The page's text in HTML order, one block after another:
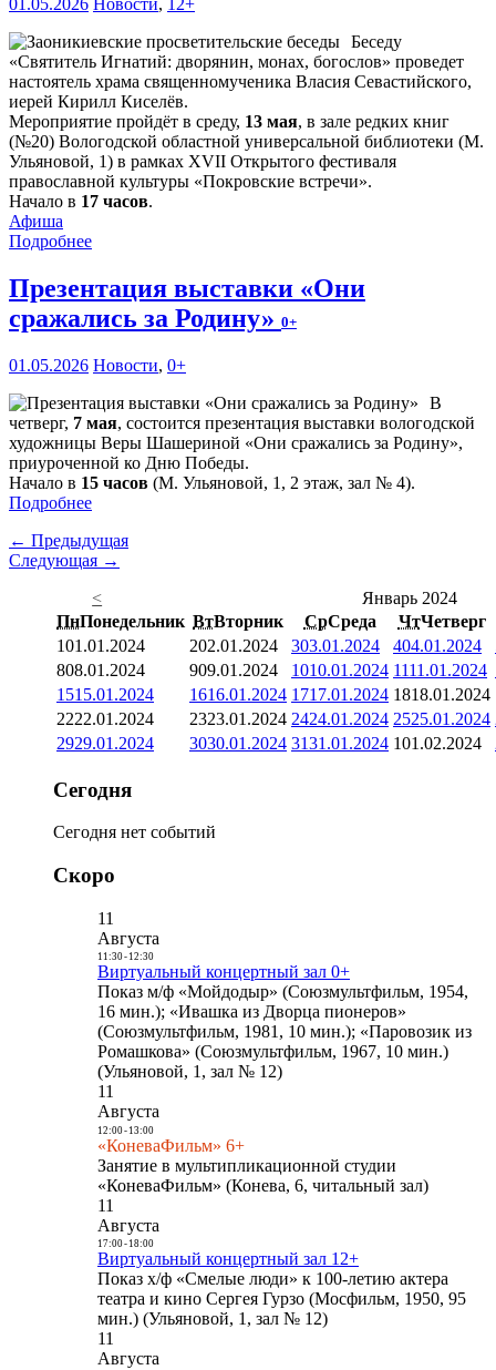
01.05.2026 Новости,
12+
Беседу
«Святитель Игнатий: дворянин, монах, богослов» проведет
настоятель храма священномученика Власия Севастийского,
иерей Кирилл Киселёв.
Мероприятие пройдёт в среду, 13 мая, в зале редких книг
(№20) Вологодской областной универсальной библиотеки (М.
Ульяновой, 1) в рамках XVII Открытого фестиваля
православной культуры «Покровские встречи».
Начало в 17 часов.
Афиша
Подробнее
Презентация выставки «Они
сражались за Родину» 0+
01.05.2026 Новости, 0+
В
четверг, 7 мая, состоится презентация выставки вологодской
художницы Веры Шашериной «Они сражались за Родину»,
приуроченной ко Дню Победы.
Начало в 15 часов (М. Ульяновой, 1, 2 этаж, зал № 4).
Подробнее
← Предыдущая
Следующая →
<
Январь 2024
ПнПонедельник ВтВторник СрСреда ЧтЧетверг
101.01.2024 202.01.2024 303.01.2024 404.01.2024
808.01.2024 909.01.2024 1010.01.2024 1111.01.2024
1515.01.2024 1616.01.2024 1717.01.2024 1818.01.2024
2222.01.2024 2323.01.2024 2424.01.2024 2525.01.2024
2929.01.2024 3030.01.2024 3131.01.2024 101.02.2024
Сегодня
Сегодня нет событий
Скоро
11
Августа
11:30- 12:30
Виртуальный концертный зал 0+
Показ м/ф «Мойдодыр» (Союзмультфильм, 1954,
16 мин.); «Ивашка из Дворца пионеров»
(Союзмультфильм, 1981, 10 мин.); «Паровозик из
Ромашкова» (Союзмультфильм, 1967, 10 мин.)
(Ульяновой, 1, зал № 12)
11
Августа
12:00- 13:00
«КоневаФильм» 6+
Занятие в мультипликационной студии
«КоневаФильм» (Конева, 6, читальный зал)
11
Августа
17:00- 18:00
Виртуальный концертный зал 12+
Показ х/ф «Смелые люди» к 100-летию актера
театра и кино Сергея Гурзо (Мосфильм, 1950, 95
мин.) (Ульяновой, 1, зал № 12)
11
Августа